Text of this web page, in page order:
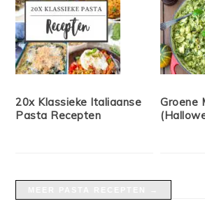
20x Klassieke Italiaanse
Pasta Recepten
Groene